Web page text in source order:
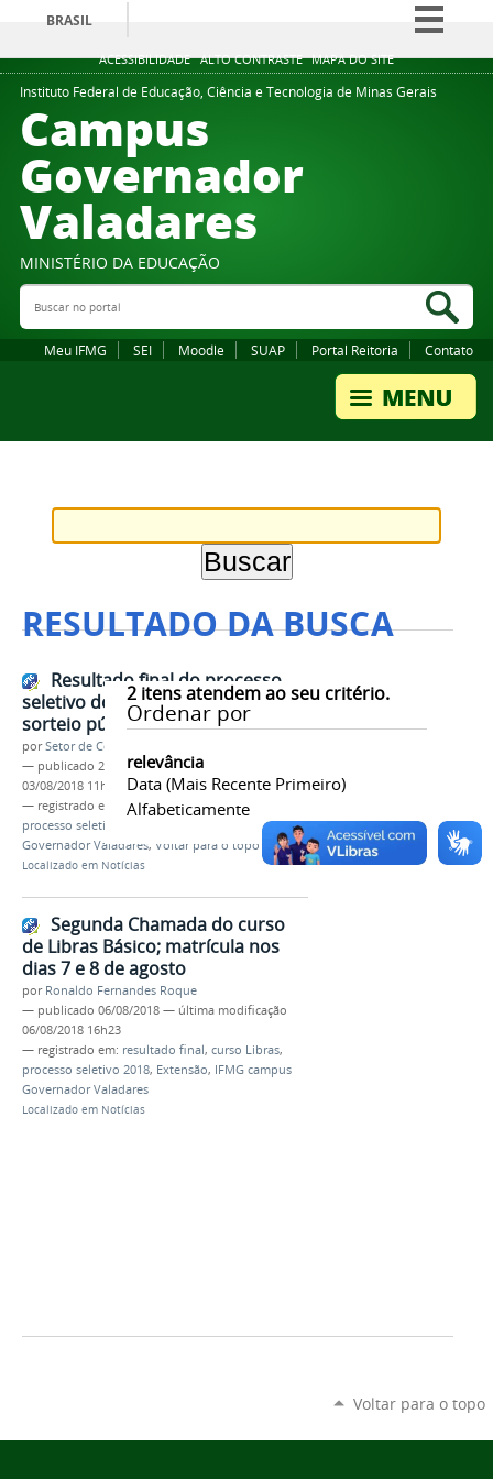
ACESSIBILIDADE ALTO CONTRASTE MAPA DO SITE
BRASIL
Simplifique!
Comunica BR
Instituto Federal de Educação, Ciência e Tecnologia de Minas Gerais
Campus
Governador
Valadares
MINISTÉRIO DA EDUCAÇÃO
Buscar no portal
Meu IFMG SEI Moodle SUAP Portal Reitoria Contato
RESULTADO DA BUSCA
2itens atendem ao seu critério.
Ordenar por
relevância
Data (mais Recente Primeiro)
Alfabeticamente
Resultado final do processo
seletivo do curso de Libras após
sorteio público
porSetor de Comunicação
— publicado 25/07/2018—última modificação
03/08/2018 11h14
— registrado em:
resultado final,curso Libras
processo seletivo 2018
IFMG campus
Governador Valadares, Voltar para o topo
Localizado em Notícias
Segunda Chamada do curso
de Libras Básico; matrícula nos
dias 7 e 8 de agosto
por Ronaldo Fernandes Roque
— publicado 06/08/2018 — última modificação
06/08/2018 16h23
— registrado em: resultado final, curso Libras,
processo seletivo 2018, Extensão, IFMG campus
Governador Valadares
Localizado em Notícias
Voltar para o topo